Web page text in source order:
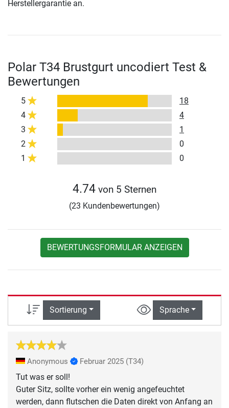
Herstellergarantie an.
Polar T34 Brustgurt uncodiert Test &
Bewertungen
5
18
4
4
3
1
2
0
1
0
4.74 von 5 Sternen
(23 Kundenbewertungen)
BEWERTUNGSFORMULAR ANZEIGEN
Sortierung Sprache
Anonymous Februar 2025 (T34)
Tut was er soll!
Guter Sitz, sollte vorher ein wenig angefeuchtet
werden, dann flutschen die Daten direkt von Anfang an